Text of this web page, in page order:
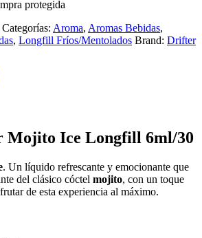
protegida
Categorías: Aroma, Aromas Bebidas,
, Longfill Fríos/Mentolados Brand: Drifter
Mojito Ice Longfill 6ml/30
. Un líquido refrescante y emocionante que
del clásico cóctel mojito, con un toque
de esta experiencia al máximo.